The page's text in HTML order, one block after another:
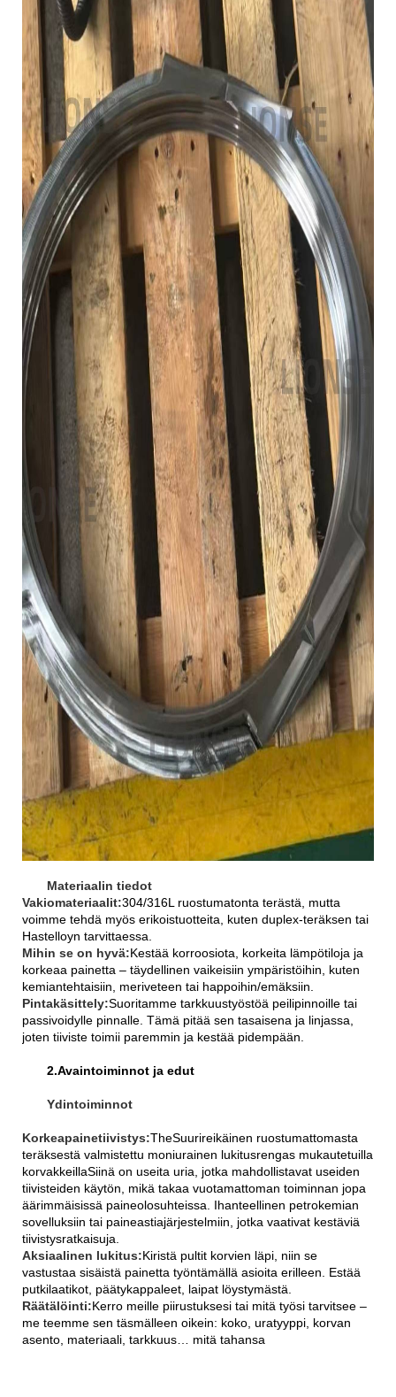
Materiaalin tiedot
Vakiomateriaalit:304/316L ruostumatonta terästä, mutta
voimme tehdä myös erikoistuotteita, kuten duplex-teräksen tai
Hastelloyn tarvittaessa.
Mihin se on hyvä:Kestää korroosiota, korkeita lämpötiloja ja
korkeaa painetta – täydellinen vaikeisiin ympäristöihin, kuten
kemiantehtaisiin, meriveteen tai happoihin/emäksiin.
Pintakäsittely:Suoritamme tarkkuustyöstöä peilipinnoille tai
passivoidylle pinnalle. Tämä pitää sen tasaisena ja linjassa,
joten tiiviste toimii paremmin ja kestää pidempään.
2.Avaintoiminnot ja edut
Ydintoiminnot
Korkeapainetiivistys:TheSuurireikäinen ruostumattomasta
teräksestä valmistettu moniurainen lukitusrengas mukautetuilla
korvakkeillaSiinä on useita uria, jotka mahdollistavat useiden
tiivisteiden käytön, mikä takaa vuotamattoman toiminnan jopa
äärimmäisissä paineolosuhteissa. Ihanteellinen petrokemian
sovelluksiin tai paineastiajärjestelmiin, jotka vaativat kestäviä
tiivistysratkaisuja.
Aksiaalinen lukitus:Kiristä pultit korvien läpi, niin se
vastustaa sisäistä painetta työntämällä asioita erilleen. Estää
putkilaatikot, päätykappaleet, laipat löystymästä.
Räätälöinti:Kerro meille piirustuksesi tai mitä työsi tarvitsee –
me teemme sen täsmälleen oikein: koko, uratyyppi, korvan
asento, materiaali, tarkkuus… mitä tahansa